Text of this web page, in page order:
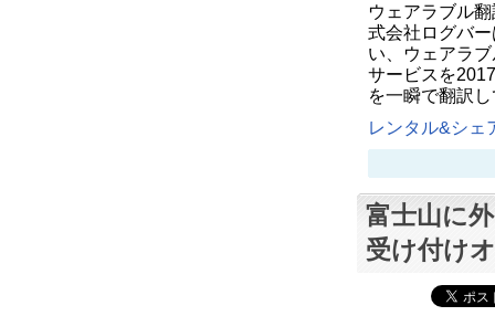
ウェアラブル
式会社ログバ
い、ウェアラ
サービスを
を一瞬で翻訳
レンタル&シェ
富士山に
受け付け